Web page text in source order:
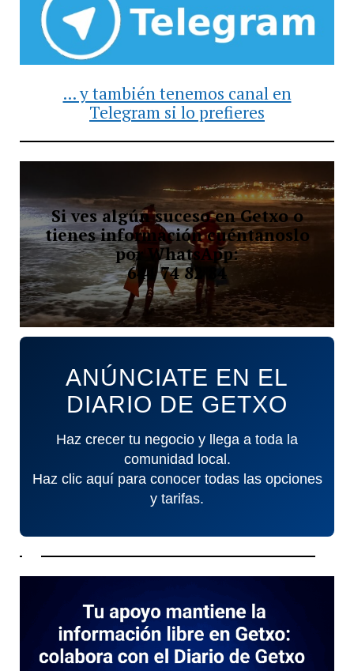
... y también tenemos canal en
Telegram si lo prefieres
Si ves algún suceso en Getxo o
tienes información cuéntanoslo
por WhatsApp:
644 74 82 84
ANÚNCIATE EN EL
DIARIO DE GETXO
Haz crecer tu negocio y llega a toda la
comunidad local.
Haz clic aquí para conocer todas las opciones
y tarifas.